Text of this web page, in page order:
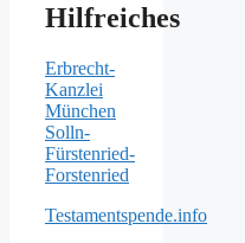
Hilfreiches
Erbrecht-
Kanzlei
München
Solln-
Fürstenried-
Forstenried
Testamentspende.info